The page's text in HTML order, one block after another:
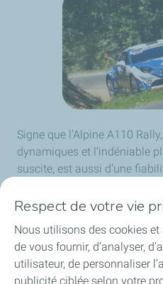
Signe que l’Alpine A110
dynamiques et l’indéniable
suscite, est aussi d’une
Alpine ELF Rally, le rallye
empruntées par le rallye
Respect de votre vie
Nous utilisons des cookies
de vous fournir, d’analyser,
utilisateur, de personnaliser
publicité ciblée selon votre